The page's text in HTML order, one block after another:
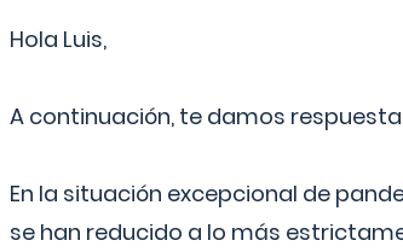
Hola Luis,
A continuación, te damos
En la situación excepcional de
se han reducido a lo más